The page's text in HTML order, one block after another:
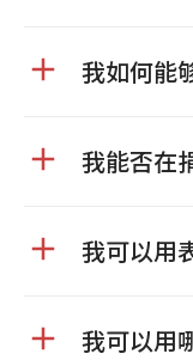
我如何能
我能否在
我可以用
我可以用